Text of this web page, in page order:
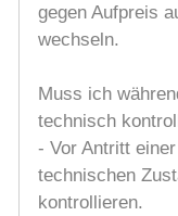
gegen Aufpreis
wechseln.
Muss ich
technisch
- Vor Antritt
technischen
kontrollieren.